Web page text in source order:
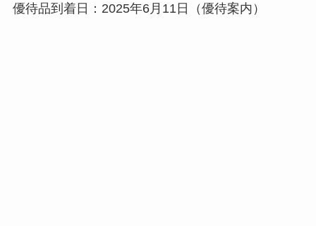
優待品到着日：2025年6月11日（優待案内）